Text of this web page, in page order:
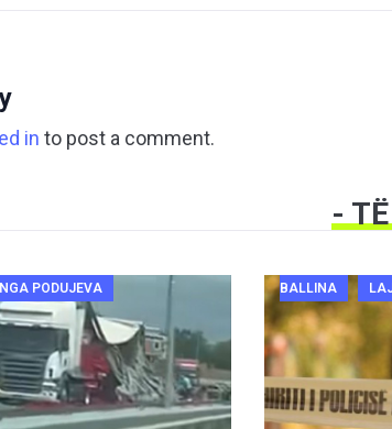
in to post a comment.
-
PODUJEVA BALLINA